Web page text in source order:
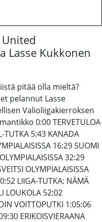
Lasse Kukkonen
pitää olla mieltä?
pelannut Lasse
Valioliigakierroksen
0:00 TERVETULOA
TUTKA 5:43 KANADA
16:29 SUOMI
32:29
OLYMPIALAISISSA
LIIGA-TUTKA: NÄMÄ
LOUKOLA 52:02
VOITTOPUTKI 1:05:06
ERIKOISVIERAANA